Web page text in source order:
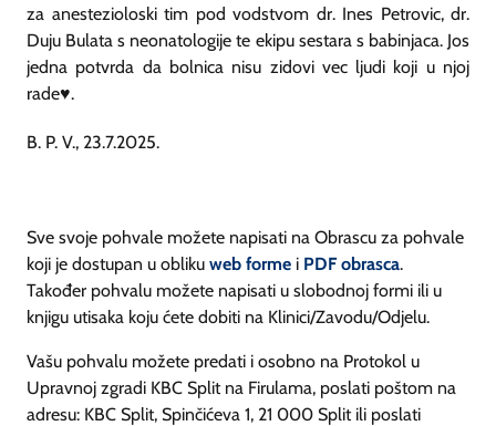
za anestezioloski tim pod vodstvom dr. Ines Petrovic, dr.
Duju Bulata s neonatologije te ekipu sestara s babinjaca. Jos
jedna potvrda da bolnica nisu zidovi vec ljudi koji u njoj
rade♥️.
B. P. V., 23.7.2025.
Sve svoje pohvale možete napisati na Obrascu za pohvale
koji je dostupan u obliku web forme i PDF obrasca.
Također pohvalu možete napisati u slobodnoj formi ili u
knjigu utisaka koju ćete dobiti na Klinici/Zavodu/Odjelu.
Vašu pohvalu možete predati i osobno na Protokol u
Upravnoj zgradi KBC Split na Firulama, poslati poštom na
adresu: KBC Split, Spinčićeva 1, 21 000 Split ili poslati